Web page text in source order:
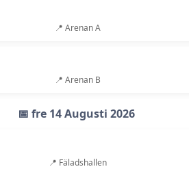
📍 Arenan A
📍 Arenan B
📅 fre 14 Augusti 2026
📍 Fäladshallen